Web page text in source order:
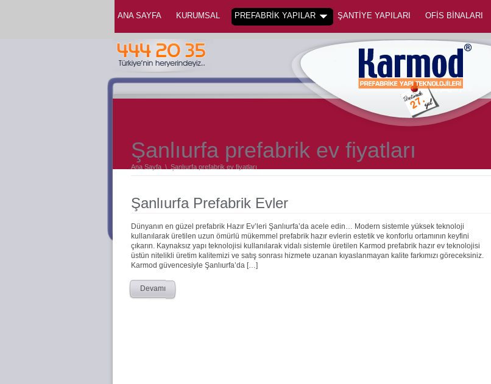
ANA SAYFA KURUMSAL PREFABRİK YAPILAR ŞANTİYE YAPILARI OFİS BİNALARI
Şanlıurfa prefabrik ev fiyatları
Ana Sayfa \ Şanlıurfa prefabrik ev fiyatları
Şanlıurfa Prefabrik Evler
Dünyanın en güzel prefabrik Hazır Ev’leri Şanlıurfa’da acele edin… Modern sistemle yüksek teknoloji
kullanılarak üretilen uzun ömürlü mükemmel prefabrik hazır evlerin estetik ve konforlu ortamının keyfini
çıkarın. Kaynaksız yapı teknolojisi kullanılarak vidalı sistemle üretilen Karmod prefabrik hazır ev teknolojisi
üstün nitelikli üretim kalitemizi ve satış sonrası hizmete uzanan kıyaslanmayan kalite farkımızı göreceksiniz.
Karmod güvencesiyle Şanlıurfa’da […]
Devamı